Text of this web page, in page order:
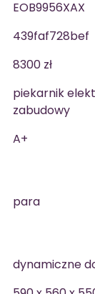
EOB9956XAX
439faf728bef
8300 zł
piekarnik
zabudowy
A+
para
dynamiczne